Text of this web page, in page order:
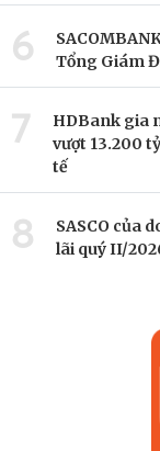
6
Tổng Giám
7
HDBank gia
vượt 13.200
tế
8
SASCO của
lãi quý II/